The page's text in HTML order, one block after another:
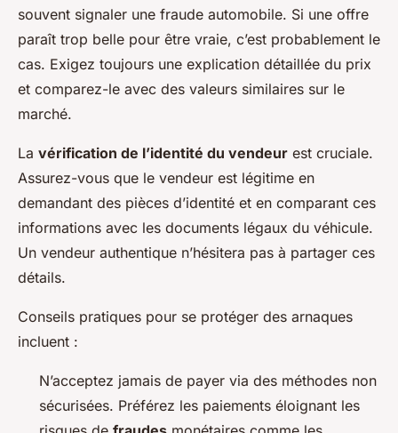
souvent signaler une fraude automobile. Si une offre
paraît trop belle pour être vraie, c’est probablement le
cas. Exigez toujours une explication détaillée du prix
et comparez-le avec des valeurs similaires sur le
marché.
La vérification de l’identité du vendeur est cruciale.
Assurez-vous que le vendeur est légitime en
demandant des pièces d’identité et en comparant ces
informations avec les documents légaux du véhicule.
Un vendeur authentique n’hésitera pas à partager ces
détails.
Conseils pratiques pour se protéger des arnaques
incluent :
N’acceptez jamais de payer via des méthodes non
sécurisées. Préférez les paiements éloignant les